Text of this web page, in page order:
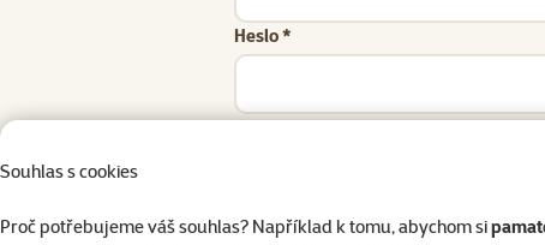
Souhlas s cookies
Proč potřebujeme váš souhlas? Například k tomu, abychom si
Heslo *